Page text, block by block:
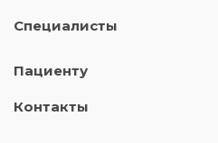
Специалисты
Пациенту
Контакты